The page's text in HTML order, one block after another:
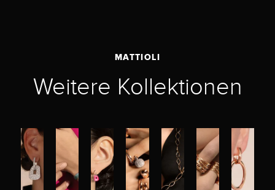
MATTIOLI
Weitere Kollektionen